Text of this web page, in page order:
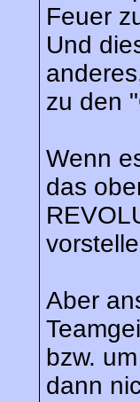
Feuer
Und
zu den
Wenn
das
Aber
bzw.
dann